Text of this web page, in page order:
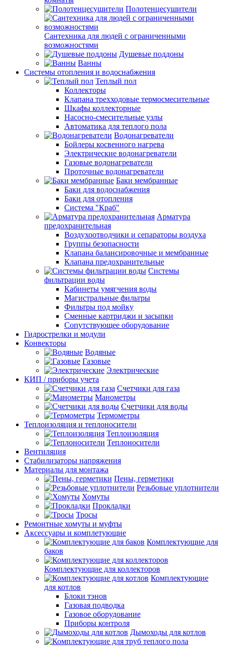
Полотенцесушители
Сантехника для людей с ограниченными
возможностями
Душевые поддоны
Ванны
Системы отопления и водоснабжения
Теплый пол
Коллекторы
Клапана трехходовые термосмесительные
Шкафы коллекторные
Насосно-смесительные узлы
Автоматика для теплого пола
Водонагреватели
Бойлеры косвенного нагрева
Электрические водонагреватели
Газовые водонагреватели
Проточные водонагреватели
Баки мембранные
Баки для водоснабжения
Баки для отопления
Система "Краб"
Арматура
предохранительная
Воздухоотводчики и сепараторы воздуха
Группы безопасности
Клапана балансировочные и мембранные
Клапана предохранительные
Системы
фильтрации воды
Кабинеты умягчения воды
Магистральные фильтры
Фильтры под мойку
Сменные картриджи и засыпки
Сопутствующее оборудование
Гидрострелки и модули
Конвекторы
Водяные
Газовые
Электрические
КИП / приборы учета
Счетчики для газа
Манометры
Счетчики для воды
Термометры
Теплоизоляция и теплоносители
Теплоизоляция
Теплоносители
Вентиляция
Стабилизаторы напряжения
Материалы для монтажа
Пены, герметики
Резьбовые уплотнители
Хомуты
Прокладки
Тросы
Ремонтные хомуты и муфты
Аксессуары и комплетующие
Комплектующие для
баков
Комплектующие для коллекторов
Комплектующие
для котлов
Блоки тэнов
Газовая подводка
Газовое оборудование
Приборы контроля
Дымоходы для котлов